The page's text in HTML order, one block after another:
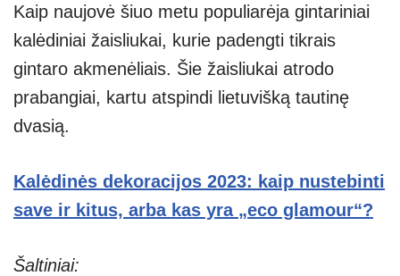
Kaip naujovė šiuo metu populiarėja gintariniai
kalėdiniai žaisliukai, kurie padengti tikrais
gintaro akmenėliais. Šie žaisliukai atrodo
prabangiai, kartu atspindi lietuvišką tautinę
dvasią.
Kalėdinės dekoracijos 2023: kaip nustebinti
save ir kitus, arba kas yra „eco glamour“?
Šaltiniai: